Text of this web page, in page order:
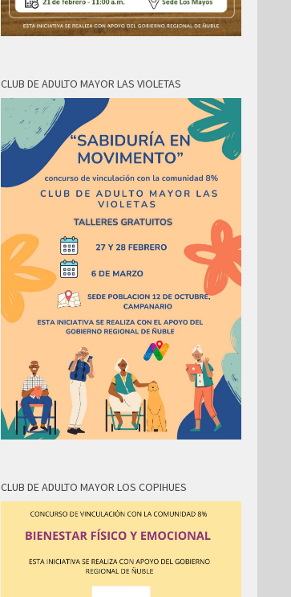
CLUB DE ADULTO MAYOR LAS VIOLETAS
CLUB DE ADULTO MAYOR LOS COPIHUES